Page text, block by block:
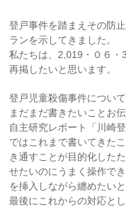
登戸事件を踏まえその防
ランを示してきました。
私たちは、2,019・０６・
再掲したいと思います。
登戸児童殺傷事件につい
まだまだ書きたいことお
自主研究レポート「川崎
ではこれまで書いてきた
き通すことが目的化した
せたいのにうまく操作で
を挿入しながら纏めたいと
最後にこれからの対応と